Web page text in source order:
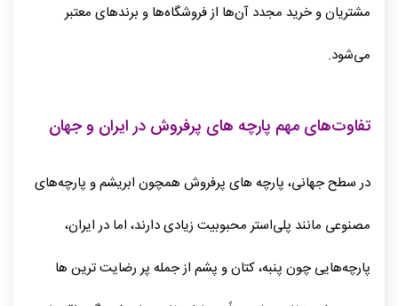
مشتریان و خرید مجدد آن‌ها از فروشگاه‌ها و برندهای معتبر
می‌شود.
تفاوت‌های مهم پارچه‌ های پرفروش در ایران و جهان
در سطح جهانی، پارچه‌ های پرفروش همچون ابریشم و پارچه‌های
مصنوعی مانند پلی‌استر محبوبیت زیادی دارند، اما در ایران،
پارچه‌هایی چون پنبه، کتان و پشم از جمله پر رضایت ترین ها